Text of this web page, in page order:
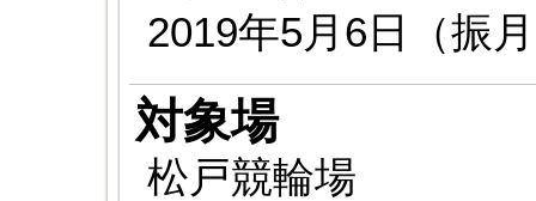
2019年5月6日（振
対象場
松戸競輪場